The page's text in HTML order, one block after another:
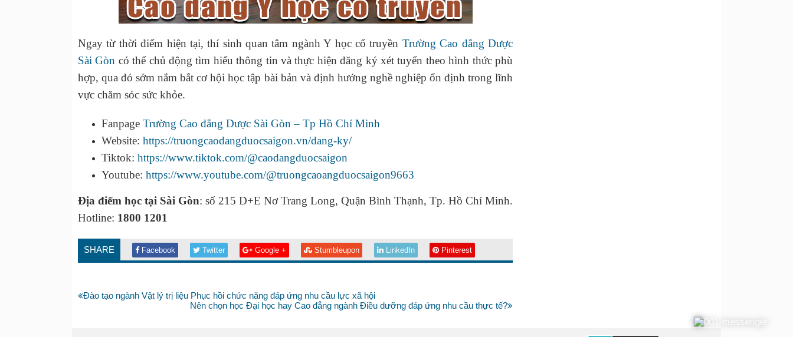
Ngay từ thời điểm hiện tại, thí sinh quan tâm ngành Y học cổ truyền Trường Cao đẳng Dược
Sài Gòn có thể chủ động tìm hiểu thông tin và thực hiện đăng ký xét tuyển theo hình thức phù
hợp, qua đó sớm nắm bắt cơ hội học tập bài bản và định hướng nghề nghiệp ổn định trong lĩnh
vực chăm sóc sức khỏe.
Fanpage Trường Cao đẳng Dược Sài Gòn – Tp Hồ Chí Minh
Website: https://truongcaodangduocsaigon.vn/dang-ky/
Tiktok: https://www.tiktok.com/@caodangduocsaigon
Youtube: https://www.youtube.com/@truongcaoangduocsaigon9663
Địa điểm học tại Sài Gòn: số 215 D+E Nơ Trang Long, Quận Bình Thạnh, Tp. Hồ Chí Minh.
Hotline: 1800 1201
SHARE Facebook Twitter Google + Stumbleupon LinkedIn Pinterest
Bài
Đào tạo ngành Vật lý trị liệu Phục hồi chức năng đáp ứng nhu cầu lực xã hội
Bài
Nên chọn học Đại học hay Cao đẳng ngành Điều dưỡng đáp ứng nhu cầu thực tế?